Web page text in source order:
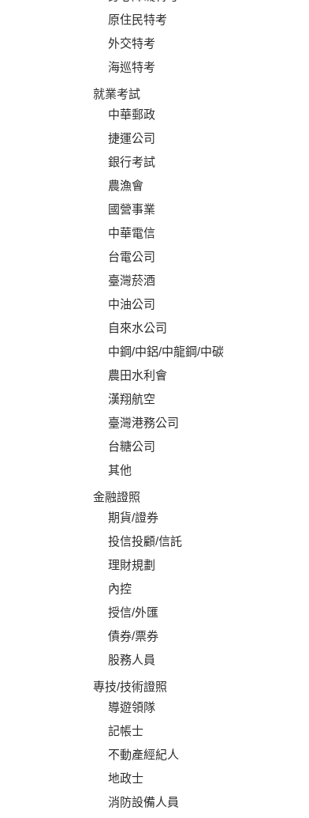
原住民特考
外交特考
海巡特考
就業考試
中華郵政
捷運公司
銀行考試
農漁會
國營事業
中華電信
台電公司
臺灣菸酒
中油公司
自來水公司
中鋼/中鋁/中龍鋼/中碳
農田水利會
漢翔航空
臺灣港務公司
台糖公司
其他
金融證照
期貨/證券
投信投顧/信託
理財規劃
內控
授信/外匯
債券/票券
股務人員
專技/技術證照
導遊領隊
記帳士
不動產經紀人
地政士
消防設備人員